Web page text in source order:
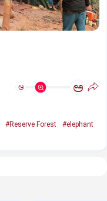
ಅ ಅ
#Reserve Forest
#elephant